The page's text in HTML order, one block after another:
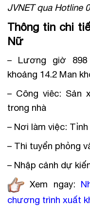
JVNET qua Hotline
Thông tin chi
Nữ
– Lương giờ
khoảng 14.2 Man
– Công viêc: Sản
trong nhà
– Nơi làm việc: Tỉnh
– Thi tuyển phỏng
– Nhập cảnh dự
Xem ngay:
chương trình xuất